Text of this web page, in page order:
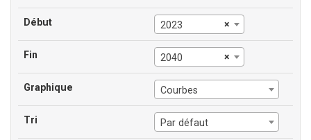
Début ×
2023
Fin ×
2040
Graphique Courbes
Tri Par défaut